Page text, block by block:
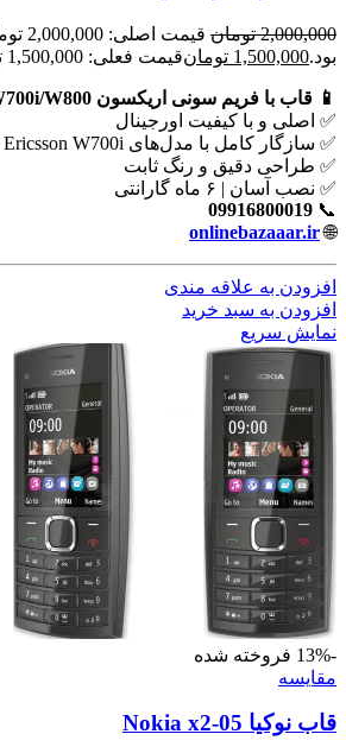
2,000,000 تومان
قیمت اصلی:
بود.1,500,000 تومانقیمت فعلی: 1,500,000 تومان.
📱 قاب با فریم سونی اریکسون W700i/W800
✅ اصلی و با کیفیت اورجینال
✅ سازگار کامل با مدل‌های Sony Ericsson W700i و W800i
✅ طراحی دقیق و رنگ ثابت
✅ نصب آسان | ۶ ماه گارانتی
📞
09916800019
🌐
onlinebazaaar.ir
افزودن به علاقه مندی
افزودن به سبد خرید
نمایش سریع
-13%
فروخته شده
مقايسه
قاب نوکیا Nokia x2-05